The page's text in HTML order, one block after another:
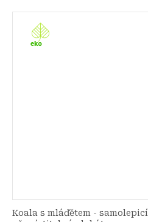
Koala s mláďětem - samolepicí